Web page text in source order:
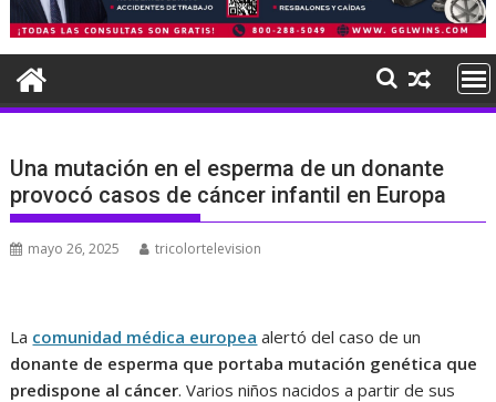
Una mutación en el esperma de un donante
provocó casos de cáncer infantil en Europa
mayo 26, 2025 tricolortelevision
La comunidad médica europea alertó del caso de un
donante de esperma que portaba mutación genética que
predispone al cáncer. Varios niños nacidos a partir de sus